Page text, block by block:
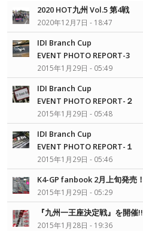
2020 HOT九州 Vol.5 第4戦
2020年12月7日 - 18:47
IDI Branch Cup
EVENT PHOTO REPORT-3
2015年1月29日 - 05:49
IDI Branch Cup
EVENT PHOTO REPORT-２
2015年1月29日 - 05:48
IDI Branch Cup
EVENT PHOTO REPORT-１
2015年1月29日 - 05:46
K4-GP fanbook 2月上旬発売！
2015年1月29日 - 05:29
『九州一王座決定戦』を開催!!
2015年1月28日 - 19:36